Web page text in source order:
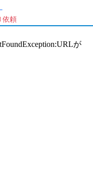
依頼